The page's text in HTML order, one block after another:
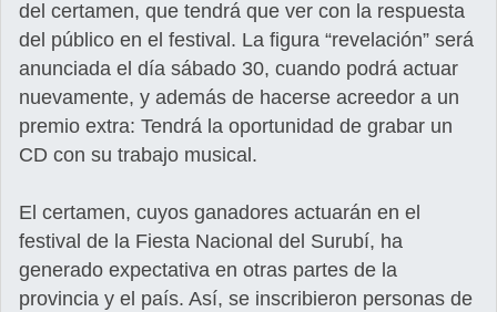
del certamen, que tendrá que ver con la respuesta
del público en el festival. La figura “revelación” será
anunciada el día sábado 30, cuando podrá actuar
nuevamente, y además de hacerse acreedor a un
premio extra: Tendrá la oportunidad de grabar un
CD con su trabajo musical.
El certamen, cuyos ganadores actuarán en el
festival de la Fiesta Nacional del Surubí, ha
generado expectativa en otras partes de la
provincia y el país. Así, se inscribieron personas de